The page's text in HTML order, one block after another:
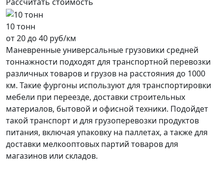
10 тонн
от 20 до 40 руб/км
Маневренные универсальные грузовики средней
тоннажности подходят для транспортной перевозки
различных товаров и грузов на расстояния до 1000
км. Такие фургоны используют для транспортировки
мебели при переезде, доставки строительных
материалов, бытовой и офисной техники. Подойдет
такой транспорт и для грузоперевозки продуктов
питания, включая упаковку на паллетах, а также для
доставки мелкооптовых партий товаров для
магазинов или складов.